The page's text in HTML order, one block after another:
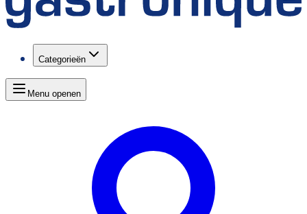
Categorieën
Menu openen